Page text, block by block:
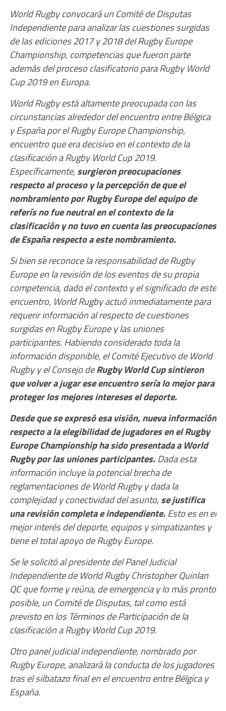
World Rugby convocará un Comité de Disputas
Independiente para analizar las cuestiones surgidas
de las ediciones 2017 y 2018 del Rugby Europe
Championship, competencias que fueron parte
además del proceso clasificatorio para Rugby World
Cup 2019 en Europa.
World Rugby está altamente preocupada con las
circunstancias alrededor del encuentro entre Bélgica
y España por el Rugby Europe Championship,
encuentro que era decisivo en el contexto de la
clasificación a Rugby World Cup 2019.
Específicamente,surgieron preocupaciones
respecto al proceso y la percepción de que el
nombramiento por Rugby Europe del equipo de
referís no fue neutral en el contexto de la
clasificación y no tuvo en cuenta las preocupaciones
de España respecto a este nombramiento.
Si bien se reconoce la responsabilidad de Rugby
Europe en la revisión de los eventos de su propia
competencia, dado el contexto y el significado de este
encuentro, World Rugby actuó inmediatamente para
requerir información al respecto de cuestiones
surgidas en Rugby Europe y las uniones
participantes. Habiendo considerado toda la
información disponible, el Comité Ejecutivo de World
Rugby y el Consejo deRugby World Cup sintieron
que volver a jugar ese encuentro sería lo mejor para
proteger los mejores intereses el deporte.
Desde que se expresó esa visión, nueva información
respecto a la elegibilidad de jugadores en el Rugby
Europe Championship ha sido presentada a World
Rugby por las uniones participantes.Dada esta
información incluye la potencial brecha de
reglamentaciones de World Rugby y dada la
complejidad y conectividad del asunto,se justifica
una revisión completa e independiente.Esto es en el
mejor interés del deporte, equipos y simpatizantes y
tiene el total apoyo de Rugby Europe.
Se le solicitó al presidente del Panel Judicial
Independiente de World Rugby Christopher Quinlan
QC que forme y reúna, de emergencia y lo más pronto
posible, un Comité de Disputas, tal como está
previsto en los Términos de Participación de la
clasificación a Rugby World Cup 2019.
Otro panel judicial independiente, nombrado por
Rugby Europe, analizará la conducta de los jugadores
tras el silbatazo final en el encuentro entre Bélgica y
España.